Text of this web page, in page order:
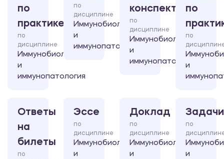
по
практике
по
дисциплине
Иммунобиология
и
иммунопатология
по
дисциплине
Иммунобиология
и
иммунопатология
конспект
по
дисциплине
Иммунобиология
и
иммунопатология
по
по
и
Ответы
на
билеты
по
Эссе
по
дисциплине
Иммунобиология
и
Доклад
по
дисциплине
Иммунобиология
и
Задачи
по
и